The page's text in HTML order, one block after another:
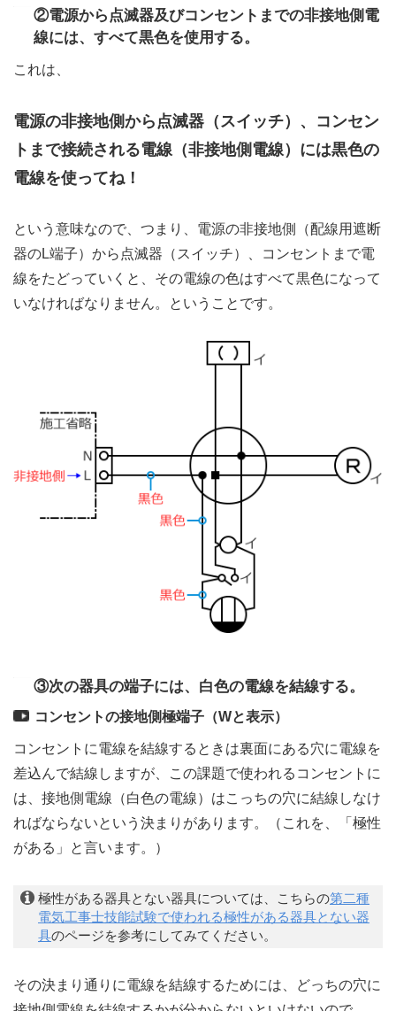
②電源から点滅器及びコンセントまでの非接地側電
線には、すべて黒色を使用する。
これは、
電源の非接地側から点滅器（スイッチ）、コンセン
トまで接続される電線（非接地側電線）には黒色の
電線を使ってね！
という意味なので、つまり、電源の非接地側（配線用遮断
器のL端子）から点滅器（スイッチ）、コンセントまで電
線をたどっていくと、その電線の色はすべて黒色になって
いなければなりません。ということです。
③次の器具の端子には、白色の電線を結線する。
コンセントの接地側極端子（Wと表示）
コンセントに電線を結線するときは裏面にある穴に電線を
差込んで結線しますが、この課題で使われるコンセントに
は、接地側電線（白色の電線）はこっちの穴に結線しなけ
ればならないという決まりがあります。（これを、「極性
がある」と言います。）
極性がある器具とない器具については、こちらの第二種
電気工事士技能試験で使われる極性がある器具とない器
具のページを参考にしてみてください。
その決まり通りに電線を結線するためには、どっちの穴に